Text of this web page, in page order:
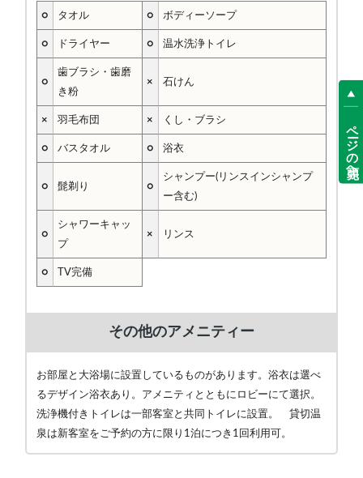
○ タオル ○ ボディーソープ
○ ドライヤー ○ 温水洗浄トイレ
○
歯ブラシ・歯磨
き粉
× 石けん
× 羽毛布団 × くし・ブラシ
○ バスタオル ○ 浴衣
○ 髭剃り ○
シャンプー(リンスインシャンプ
ー含む)
○
シャワーキャッ
プ
× リンス
○ TV完備
その他のアメニティー
お部屋と大浴場に設置しているものがあります。浴衣は選べ
るデザイン浴衣あり。アメニティとともにロビーにて選択。
洗浄機付きトイレは一部客室と共同トイレに設置。 貸切温
泉は新客室をご予約の方に限り1泊につき1回利用可。
ページの先頭へ